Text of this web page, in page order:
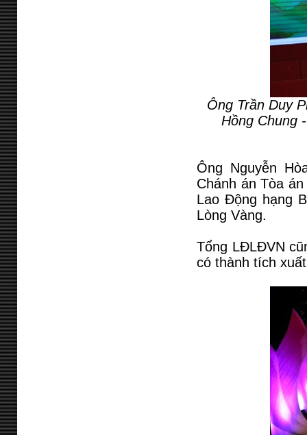
Ông Trần Duy
Hồng Chung
Ông Nguyễn
Chánh án Tòa
Lao Động hạng
Lòng Vàng.
Tổng LĐLĐVN
có thành tích